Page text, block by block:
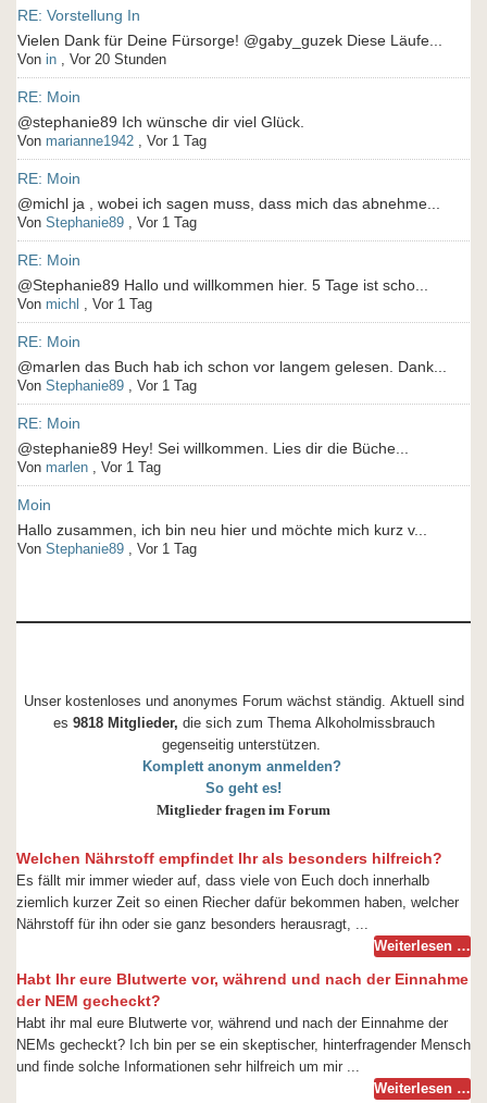
RE: Vorstellung In
Vielen Dank für Deine Fürsorge! @gaby_guzek Diese Läufe...
Von in , Vor 20 Stunden
RE: Moin
Von marianne1942 , Vor 1 Tag
RE: Moin
@michl ja , wobei ich sagen muss, dass mich das abnehme...
Von Stephanie89 , Vor 1 Tag
RE: Moin
@Stephanie89 Hallo und willkommen hier. 5 Tage ist scho...
Von michl , Vor 1 Tag
RE: Moin
@marlen das Buch hab ich schon vor langem gelesen. Dank...
Von Stephanie89 , Vor 1 Tag
RE: Moin
@stephanie89 Hey! Sei willkommen. Lies dir die Büche...
Von marlen , Vor 1 Tag
Moin
Hallo zusammen, ich bin neu hier und möchte mich kurz v...
Von Stephanie89 , Vor 1 Tag
Unser kostenloses und anonymes Forum wächst ständig. Aktuell sind
es 9818 Mitglieder, die sich zum Thema Alkoholmissbrauch
gegenseitig unterstützen.
Komplett anonym anmelden?
So geht es!
Mitglieder fragen im Forum
Welchen Nährstoff empfindet Ihr als besonders hilfreich?
Es fällt mir immer wieder auf, dass viele von Euch doch innerhalb
ziemlich kurzer Zeit so einen Riecher dafür bekommen haben, welcher
Nährstoff für ihn oder sie ganz besonders herausragt, ...
Weiterlesen …
Habt Ihr eure Blutwerte vor, während und nach der Einnahme
der NEM gecheckt?
Habt ihr mal eure Blutwerte vor, während und nach der Einnahme der
NEMs gecheckt? Ich bin per se ein skeptischer, hinterfragender Mensch
und finde solche Informationen sehr hilfreich um mir ...
Weiterlesen …